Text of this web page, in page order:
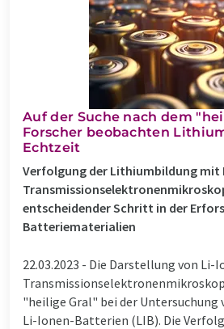
Auf der Suche nach dem
Forscher beobachten
Echtzeit
Verfolgung der Lithiumbildung mit
entscheidender Schritt in der
Batteriematerialien
22.03.2023 - Die Darstellung von Li-
"heilige Gral" bei der
Li-Ionen-Batterien (LIB). Die